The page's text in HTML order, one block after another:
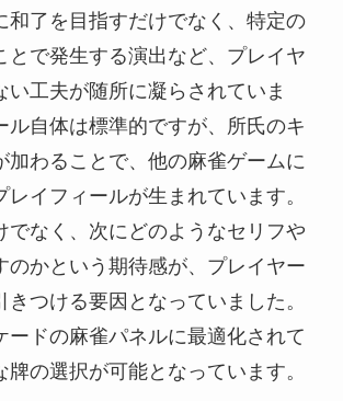
和了を目指すだけでなく、特定の
とで発生する演出など、プレイヤ
い工夫が随所に凝らされていま
ル自体は標準的ですが、所氏のキ
加わることで、他の麻雀ゲームに
レイフィールが生まれています。
でなく、次にどのようなセリフや
のかという期待感が、プレイヤー
きつける要因となっていました。
ードの麻雀パネルに最適化されて
牌の選択が可能となっています。